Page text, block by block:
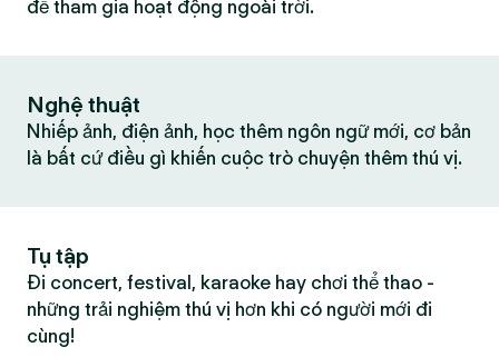
để tham gia hoạt động ngoài trời.
Nghệ thuật
Nhiếp ảnh, điện ảnh, học thêm ngôn ngữ mới, cơ bản
là bất cứ điều gì khiến cuộc trò chuyện thêm thú vị.
Tụ tập
Đi concert, festival, karaoke hay chơi thể thao -
những trải nghiệm thú vị hơn khi có người mới đi
cùng!